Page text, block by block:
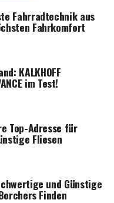
Fahr­rad­tech­nik aus
Fahrkomfort
KALKHOFF
im Test!
Top-Adres­se für
Fliesen
und Güns­ti­ge
Finden